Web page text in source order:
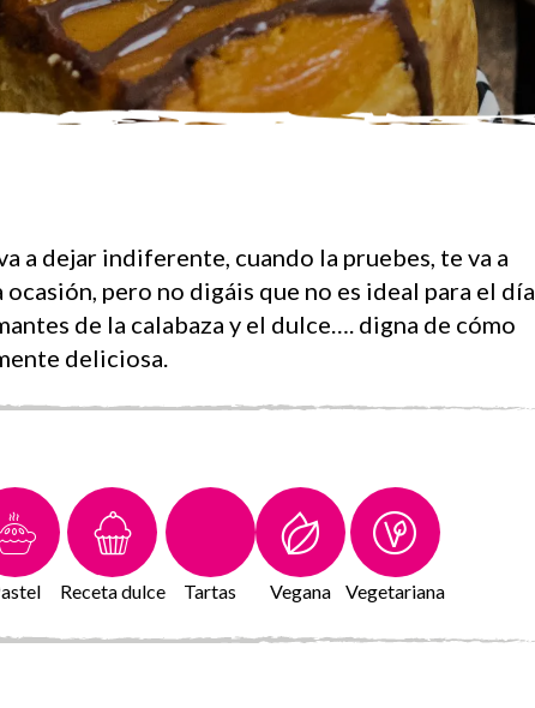
a dejar indiferente, cuando la pruebes, te va a
pero no digáis que no es ideal para el día
de la calabaza y el dulce…. digna de cómo
deliciosa.
Receta dulce Tartas Vegana Vegetariana